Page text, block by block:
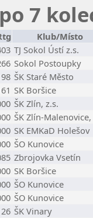
7
Klub/Místo
TJ Sokol Ústí z.s.
Sokol Postoupky
ŠK Staré Město
SK Boršice
ŠK Zlín, z.s.
ŠK Zlín-Malenovice,
SK EMKaD Holešov
ŠO Kunovice
Zbrojovka Vsetín
SK Boršice
ŠO Kunovice
ŠO Kunovice
ŠK Vinary